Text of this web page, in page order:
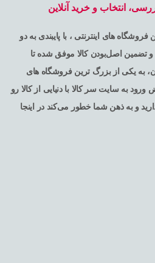
انتخاب و خرید آنلاین
های اینترنتی ، با پایبندی به دو
و تضمین اصل‌بودن کالا موفق شده تا
به یکی از بزرگ ترین فروشگاه های
ورود به سایت سر کالا با دنیایی از کالا رو
و به ذهن شما خطور می‌کند در اینجا